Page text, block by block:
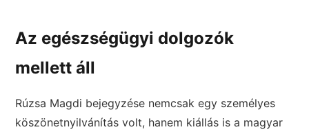
Az egészségügyi dolgozók
mellett áll
Rúzsa Magdi bejegyzése nemcsak egy személyes
köszönetnyilvánítás volt, hanem kiállás is a magyar